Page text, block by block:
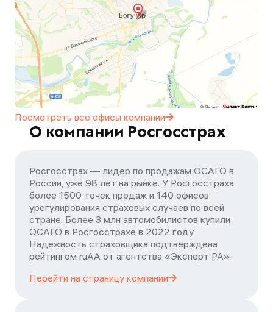
Посмотреть все офисы компании
О компании Росгосстрах
Росгосстрах — лидер по продажам ОСАГО в
России, уже 98 лет на рынке. У Росгосстраха
более 1500 точек продаж и 140 офисов
урегулирования страховых случаев по всей
стране. Более 3 млн автомобилистов купили
ОСАГО в Росгосстрахе в 2022 году.
Надежность страховщика подтверждена
рейтингом ruАА от агентства «Эксперт РА».
Перейти на страницу компании